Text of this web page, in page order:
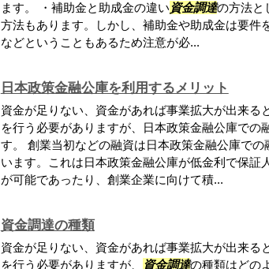
ます。 ・補助金と助成金の違い資金調達の方法と
方法もあります。しかし、補助金や助成金は要件
などということもあるため注意が必...
日本政策金融公庫を利用するメリット
資金が足りない、資金があれば事業拡大が出来る
を行う必要がありますが、日本政策金融公庫での
す。 創業当初などの融資は日本政策金融公庫で
います。これは日本政策金融公庫が低金利で保証
が可能であったり、創業企業に向けて積...
資金調達の種類
資金が足りない、資金があれば事業拡大が出来る
を行う必要がありますが、
資金調達の種類はどの